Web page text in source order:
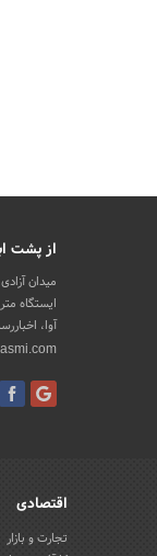
از پشت
میدان
ایستگاه
آوا،
اقتصادی
تجارت و بازار